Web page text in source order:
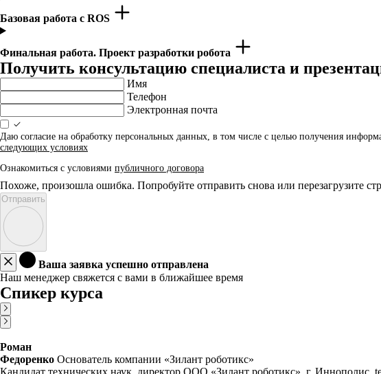
Базовая работа с ROS
Финальная работа. Проект разработки робота
Получить консультацию специалиста и
Имя
Телефон
Электронная почта
Даю согласие на обработку персональных данных, в том числе с целью получения
следующих условиях
Ознакомиться с условиями публичного договора
Похоже, произошла ошибка. Попробуйте отправить снова или перезагрузите
Отправить
Ваша заявка успешно отправлена
Наш менеджер свяжется с вами в ближайшее время
Спикер курса
Роман
Федоренко Основатель компании «Зилант роботикс»
Кандидат технических наук, директор ООО «Зилант роботикс», г. Иннополис,